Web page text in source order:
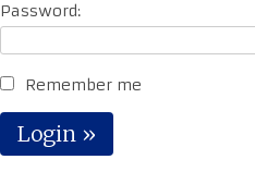
Password:
Remember me